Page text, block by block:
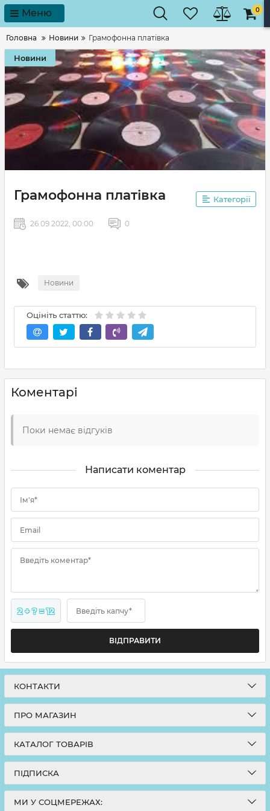
Меню 0
Головна Новини Грамофонна платівка
Новини
Грамофонна платівка Категорії
26 09 2022, 00:00 0
Новини
Оцініть статтю:
Коментарі
Поки немає відгуків
Написати коментар
Ім'я*
Email
Введіть коментар*
2 + ? = 12 Введіть капчу*
ВІДПРАВИТИ
КОНТАКТИ
ПРО МАГАЗИН
КАТАЛОГ ТОВАРІВ
ПІДПИСКА
МИ У СОЦМЕРЕЖАХ: